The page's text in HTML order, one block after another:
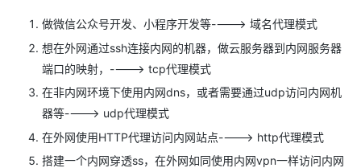
做微信公众号开发、小程序开发等----> 域名代理模式
想在外网通过ssh连接内网的机器，做云服务器到内网服务器
端口的映射，----> tcp代理模式
在非内网环境下使用内网dns，或者需要通过udp访问内网机
器等----> udp代理模式
在外网使用HTTP代理访问内网站点----> http代理模式
搭建一个内网穿透ss，在外网如同使用内网vpn一样访问内网